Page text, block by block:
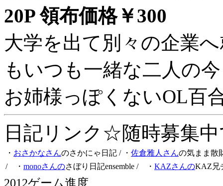
20P 領布価格￥300
大学を出て別々の企業
もいつも一緒な二人の
お姉様っぽくないOL百
日記リンク☆随時募集
・ おさかなさんのさかにゃ日記 / ・ 佐倉雅人さんの気まま散
/ ・ monoさんのさぼり日記ensemble / ・ KAZさんのKAZ兄
2012ゲーム進度